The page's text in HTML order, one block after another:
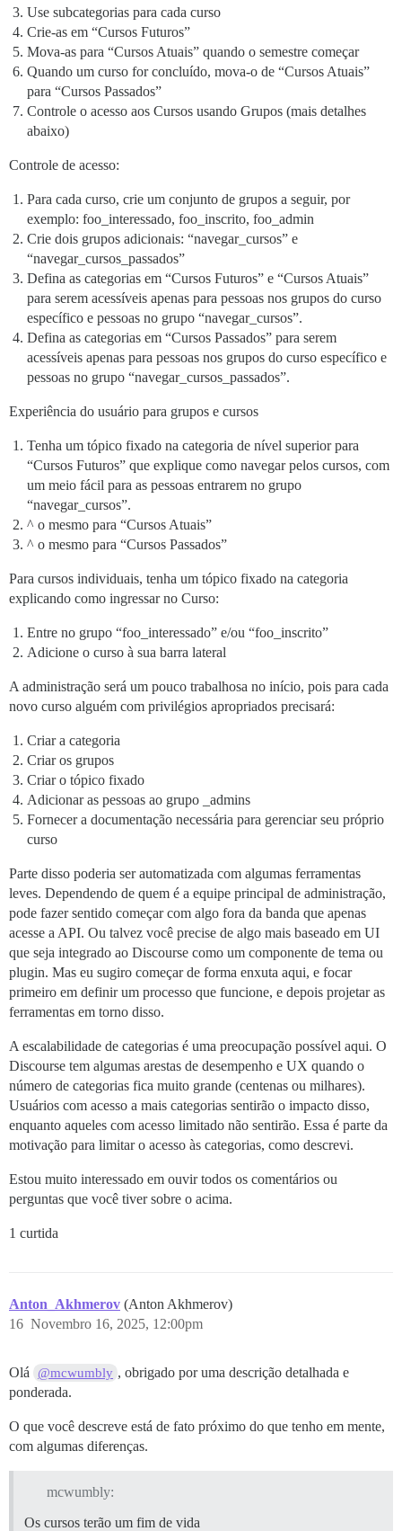
Use subcategorias para cada curso
Crie-as em “Cursos Futuros”
Mova-as para “Cursos Atuais” quando o semestre começar
Quando um curso for concluído, mova-o de “Cursos Atuais”
para “Cursos Passados”
Controle o acesso aos Cursos usando Grupos (mais detalhes
abaixo)
Controle de acesso:
Para cada curso, crie um conjunto de grupos a seguir, por
exemplo: foo_interessado, foo_inscrito, foo_admin
Crie dois grupos adicionais: “navegar_cursos” e
“navegar_cursos_passados”
Defina as categorias em “Cursos Futuros” e “Cursos Atuais”
para serem acessíveis apenas para pessoas nos grupos do curso
específico e pessoas no grupo “navegar_cursos”.
Defina as categorias em “Cursos Passados” para serem
acessíveis apenas para pessoas nos grupos do curso específico e
pessoas no grupo “navegar_cursos_passados”.
Experiência do usuário para grupos e cursos
Tenha um tópico fixado na categoria de nível superior para
“Cursos Futuros” que explique como navegar pelos cursos, com
um meio fácil para as pessoas entrarem no grupo
“navegar_cursos”.
^ o mesmo para “Cursos Atuais”
^ o mesmo para “Cursos Passados”
Para cursos individuais, tenha um tópico fixado na categoria
explicando como ingressar no Curso:
Entre no grupo “foo_interessado” e/ou “foo_inscrito”
Adicione o curso à sua barra lateral
A administração será um pouco trabalhosa no início, pois para cada
novo curso alguém com privilégios apropriados precisará:
Criar a categoria
Criar os grupos
Criar o tópico fixado
Adicionar as pessoas ao grupo _admins
Fornecer a documentação necessária para gerenciar seu próprio
curso
Parte disso poderia ser automatizada com algumas ferramentas
leves. Dependendo de quem é a equipe principal de administração,
pode fazer sentido começar com algo fora da banda que apenas
acesse a API. Ou talvez você precise de algo mais baseado em UI
que seja integrado ao Discourse como um componente de tema ou
plugin. Mas eu sugiro começar de forma enxuta aqui, e focar
primeiro em definir um processo que funcione, e depois projetar as
ferramentas em torno disso.
A escalabilidade de categorias é uma preocupação possível aqui. O
Discourse tem algumas arestas de desempenho e UX quando o
número de categorias fica muito grande (centenas ou milhares).
Usuários com acesso a mais categorias sentirão o impacto disso,
enquanto aqueles com acesso limitado não sentirão. Essa é parte da
motivação para limitar o acesso às categorias, como descrevi.
Estou muito interessado em ouvir todos os comentários ou
perguntas que você tiver sobre o acima.
1 curtida
Anton_Akhmerov (Anton Akhmerov)
Novembro 16, 2025, 12:00pm
16
Olá @mcwumbly , obrigado por uma descrição detalhada e
ponderada.
O que você descreve está de fato próximo do que tenho em mente,
com algumas diferenças.
mcwumbly:
Os cursos terão um fim de vida